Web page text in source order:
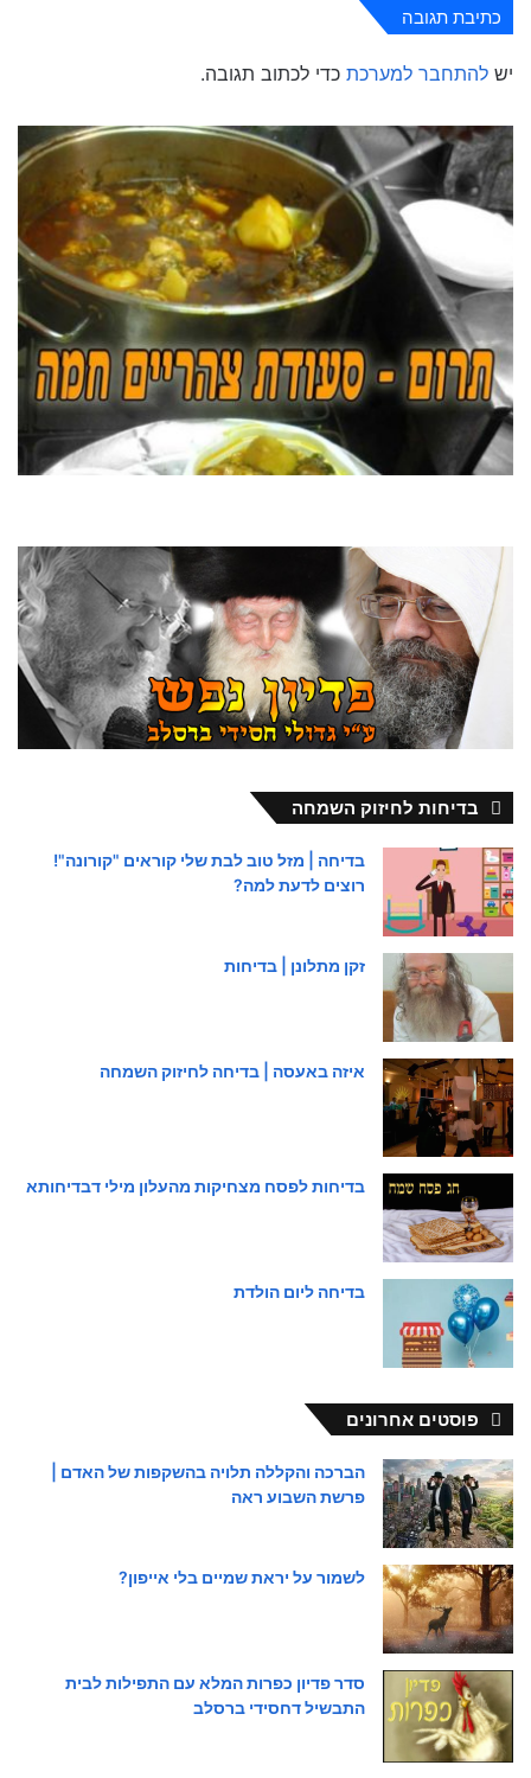
כתיבת תגובה
יש להתחבר למערכת כדי לכתוב תגובה.
בדיחות לחיזוק השמחה
בדיחה | מזל טוב לבת שלי קוראים "קורונה"!
רוצים לדעת למה?
זקן מתלונן | בדיחות
איזה באעסה | בדיחה לחיזוק השמחה
בדיחות לפסח מצחיקות מהעלון מילי דבדיחותא
בדיחה ליום הולדת
פוסטים אחרונים
הברכה והקללה תלויה בהשקפות של האדם |
פרשת השבוע ראה
לשמור על יראת שמיים בלי אייפון?
סדר פדיון כפרות המלא עם התפילות לבית
התבשיל דחסידי ברסלב